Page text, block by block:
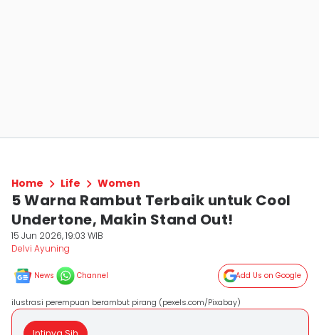
Home Life Women
5 Warna Rambut Terbaik untuk Cool
Undertone, Makin Stand Out!
15 Jun 2026, 19:03 WIB
Delvi Ayuning
News Channel Add Us on Google
ilustrasi perempuan berambut pirang (pexels.com/Pixabay)